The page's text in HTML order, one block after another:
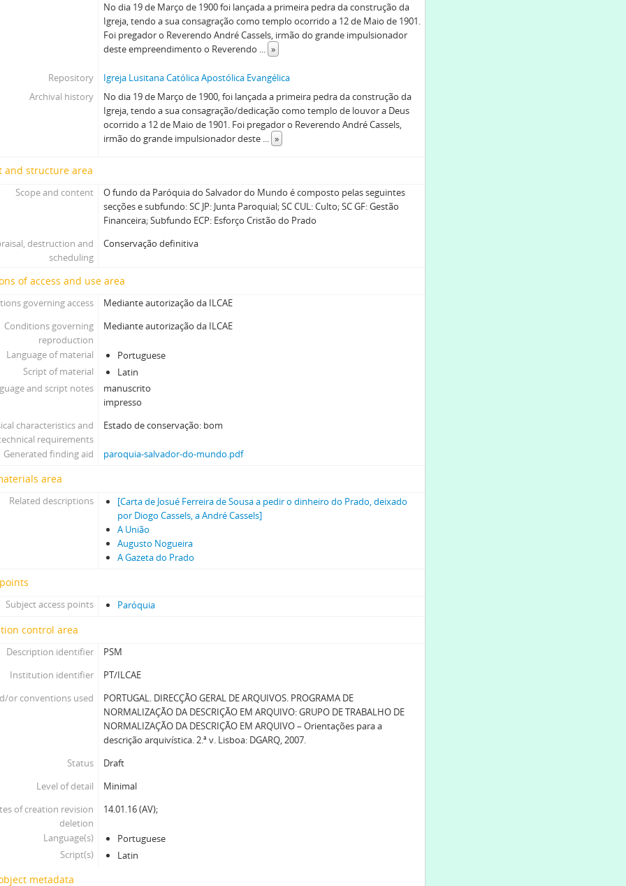
No dia 19 de Março de 1900 foi lançada a primeira pedra da construção da
Igreja, tendo a sua consagração como templo ocorrido a 12 de Maio de 1901.
Foi pregador o Reverendo André Cassels, irmão do grande impulsionador
deste empreendimento o Reverendo ... »
Repository
Igreja Lusitana Católica Apostólica Evangélica
Archival history
No dia 19 de Março de 1900, foi lançada a primeira pedra da construção da
Igreja, tendo a sua consagração/dedicação como templo de louvor a Deus
ocorrido a 12 de Maio de 1901. Foi pregador o Reverendo André Cassels,
irmão do grande impulsionador deste ... »
and structure area
Scope and content
O fundo da Paróquia do Salvador do Mundo é composto pelas seguintes
secções e subfundo: SC JP: Junta Paroquial; SC CUL: Culto; SC GF: Gestão
Financeira; Subfundo ECP: Esforço Cristão do Prado
destruction and
scheduling
Conservação definitiva
of access and use area
governing access
Mediante autorização da ILCAE
Conditions governing
reproduction
Mediante autorização da ILCAE
Language of material
Portuguese
Script of material
Latin
and script notes
manuscrito
impresso
characteristics and
requirements
Estado de conservação: bom
Generated finding aid paroquia-salvador-do-mundo.pdf
area
Related descriptions
[Carta de Josué Ferreira de Sousa a pedir o dinheiro do Prado, deixado
por Diogo Cassels, a André Cassels]
A União
Augusto Nogueira
A Gazeta do Prado
Subject access points Paróquia
control area
Description identifier
PSM
Institution identifier
PT/ILCAE
or conventions used
PORTUGAL. DIRECÇÃO GERAL DE ARQUIVOS. PROGRAMA DE
NORMALIZAÇÃO DA DESCRIÇÃO EM ARQUIVO: GRUPO DE TRABALHO DE
NORMALIZAÇÃO DA DESCRIÇÃO EM ARQUIVO – Orientações para a
descrição arquivística. 2.ª v. Lisboa: DGARQ, 2007.
Status
Draft
Level of detail
Minimal
of creation revision
deletion
14.01.16 (AV);
Language(s)
Portuguese
Script(s)
Latin
metadata